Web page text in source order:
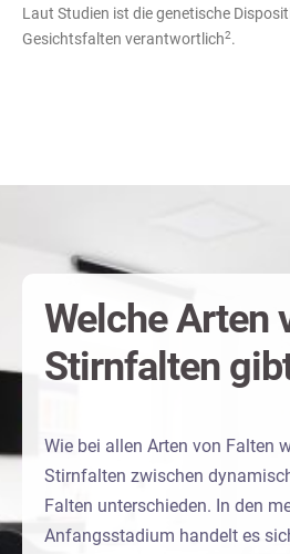
Laut Studien ist die genetische
Gesichtsfalten verantwortlich2.
Welche Arten
Stirnfalten
Wie bei allen Arten von Falten
Stirnfalten zwischen
Falten unterschieden. In den
Anfangsstadium handelt es